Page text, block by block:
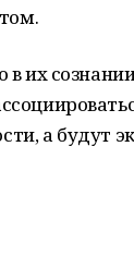
в их
а будут